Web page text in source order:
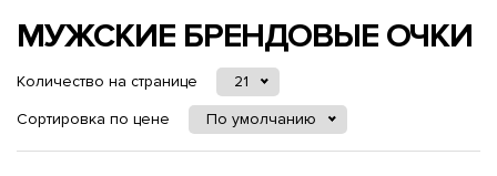
МУЖСКИЕ БРЕНДОВЫЕ ОЧКИ
Количество на странице
21
Сортировка по цене
По умолчанию